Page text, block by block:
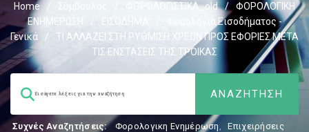
Home / Σύμβουλος ΦΟΡΟΛΟΓΙΣΤΙΚΑ_old /
ΦΟΡΟΛΟΓΙΚΗ
ΕΝΗΜΕΡΩΣΗ
/ ΕΙΣΟΔΗΜΑ
Φορολογία Εισοδήματος -
Γενικά
/
ΤΙ ΑΛΛΑΖΕΙ ΣΤΗ ΡΥΘΜΙΣΗ ΧΡΕΩΝ ΠΡΟΣ ΕΦΟΡΙΕΣ ΜΕΤΑ
ΤΙΣ ΕΝΣΤΑΣΕΙΣ ΤΗΣ ΤΡΟΙΚΑΣ
Συχνές Αναζητήσεις: Φορολογικη Ενημέρωση, Επιχειρήσεις